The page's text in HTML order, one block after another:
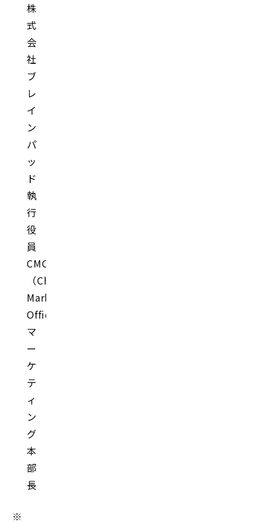
株
式
会
社
ブ
レ
イ
ン
パ
ッ
ド
執
行
役
員
CMO
（Chief
Marketing
Officer）
マ
ー
ケ
テ
ィ
ン
グ
本
部
長
※